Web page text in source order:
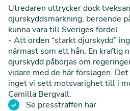
Utredaren uttrycker dock
djurskyddsmärkning, beroende
kunna vara till Sveriges fördel.
- Att orden “starkt djurskydd”
närmast som ett hån. En kraftig
djurskydd påbörjas om
vidare med de här förslagen.
inget vi sett motsvarighet till i
Camilla Bergvall.
Se pressträffen här